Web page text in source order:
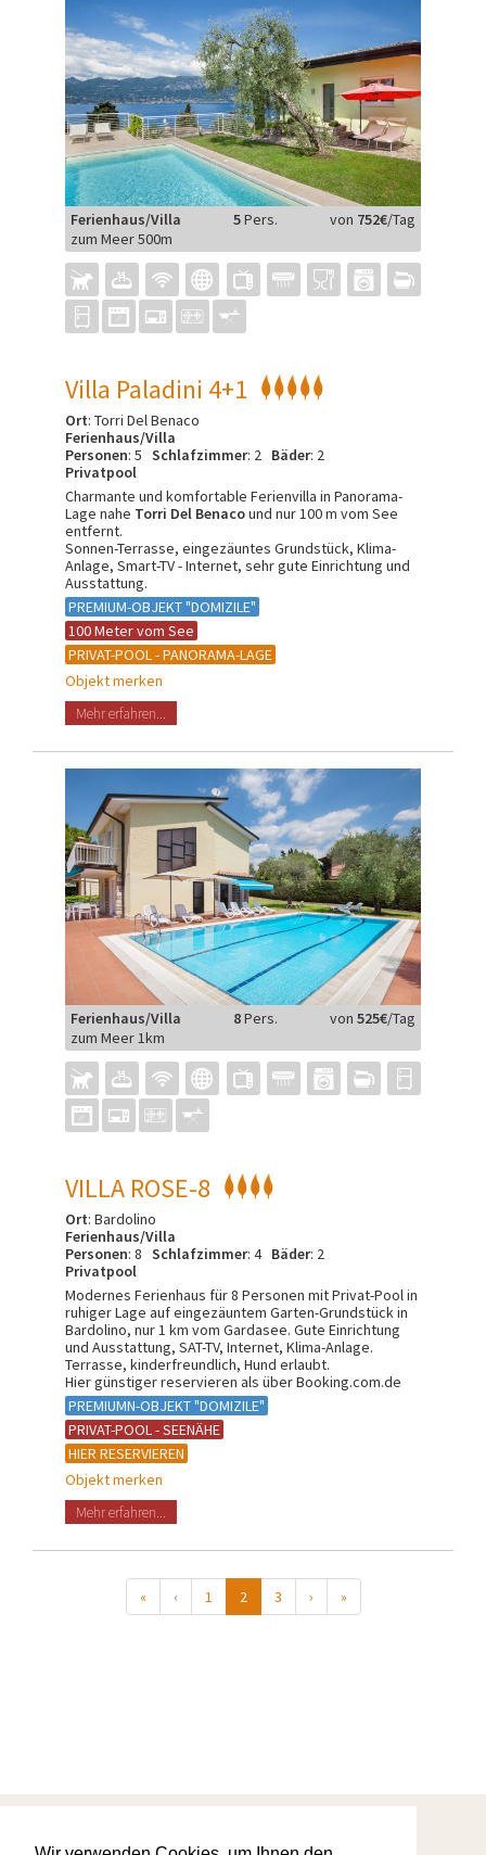
Ferienhaus/Villa 5Pers. von 752€/Tag
zum Meer 500m
Villa Paladini 4+1
Ort: Torri Del Benaco
Ferienhaus/Villa
Personen: 5 Schlafzimmer: 2 Bäder: 2
Privatpool
Charmante und komfortable Ferienvilla in Panorama-
Lage nahe Torri Del Benacound nur 100 m vom See
entfernt.
Sonnen-Terrasse, eingezäuntes Grundstück, Klima-
Anlage, Smart-TV - Internet, sehr gute Einrichtung und
Ausstattung.
PREMIUM-OBJEKT "DOMIZILE"
100 Meter vom See
PRIVAT-POOL - PANORAMA-LAGE
Objekt merken
Mehr erfahren...
Ferienhaus/Villa 8Pers. von 525€/Tag
zum Meer 1km
VILLA ROSE-8
Ort: Bardolino
Ferienhaus/Villa
Personen: 8 Schlafzimmer: 4 Bäder: 2
Privatpool
Modernes Ferienhaus für 8 Personen mit Privat-Pool in
ruhiger Lage auf eingezäuntem Garten-Grundstück in
Bardolino, nur 1 km vom Gardasee. Gute Einrichtung
und Ausstattung, SAT-TV, Internet, Klima-Anlage.
Terrasse, kinderfreundlich, Hund erlaubt.
Hier günstiger reservieren als über Booking.com.de
PREMIUMN-OBJEKT "DOMIZILE"
PRIVAT-POOL - SEENÄHE
HIER RESERVIEREN
Objekt merken
Mehr erfahren...
« ‹ 1 2 3 › »